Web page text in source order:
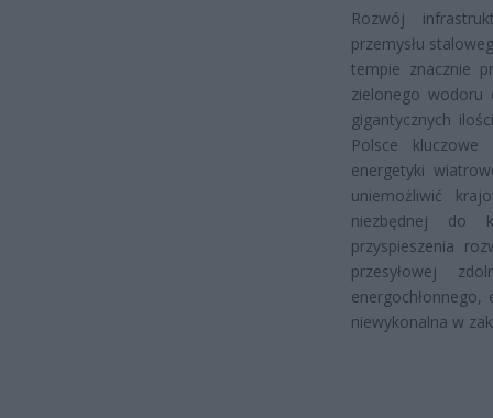
Rozwój
przemysłu
tempie znacznie
zielonego wodoru
gigantycznych
Polsce kluczowe
energetyki
uniemożliwić
niezbędnej do
przyspieszenia
przesyłowej
niewykonalna w